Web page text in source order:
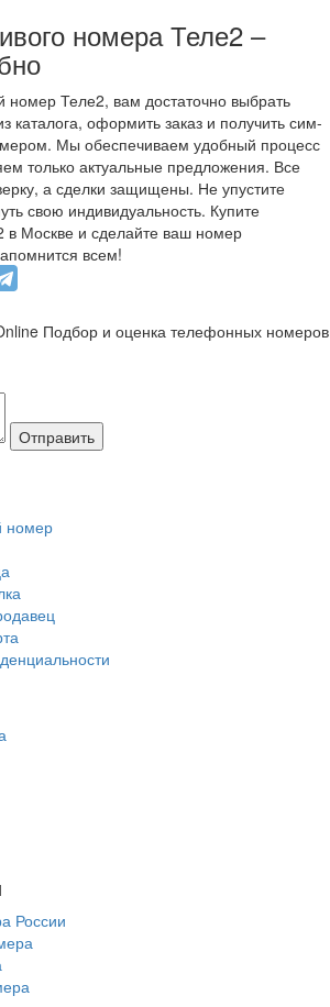
номера Теле2 –
номер Теле2, вам достаточно выбрать
каталога, оформить заказ и получить сим-
Мы обеспечиваем удобный процесс
только актуальные предложения. Все
а сделки защищены. Не упустите
свою индивидуальность. Купите
в Москве и сделайте ваш номер
всем!
Подбор и оценка телефонных номеров
Отправить
номер
России